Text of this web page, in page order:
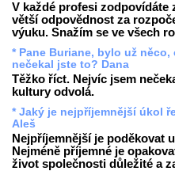
V každé profesi zodpovídáte
větší odpovědnost za
výuku. Snažím se ve všech
* Pane Buriane, bylo už
nečekal jste to? Dana
Těžko říct. Nejvíc jsem
kultury odvolá.
* Jaký je nejpříjemnější úkol
Aleš
Nejpříjemnější je poděkovat
Nejméně příjemné je
život společnosti důležité a